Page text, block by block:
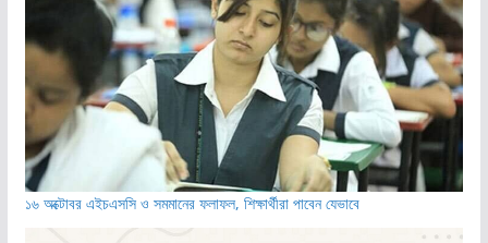
১৬ অক্টোবর এইচএসসি ও সমমানের ফলাফল, শিক্ষার্থীরা পাবেন যেভাবে